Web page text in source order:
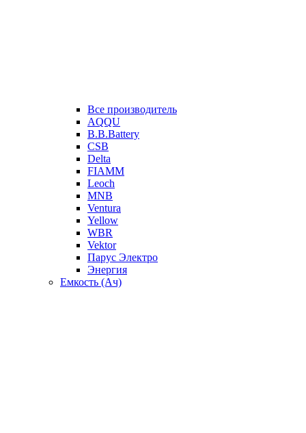
Все производитель
AQQU
B.B.Battery
CSB
Delta
FIAMM
Leoch
MNB
Ventura
Yellow
WBR
Vektor
Парус Электро
Энергия
Емкость (Ач)